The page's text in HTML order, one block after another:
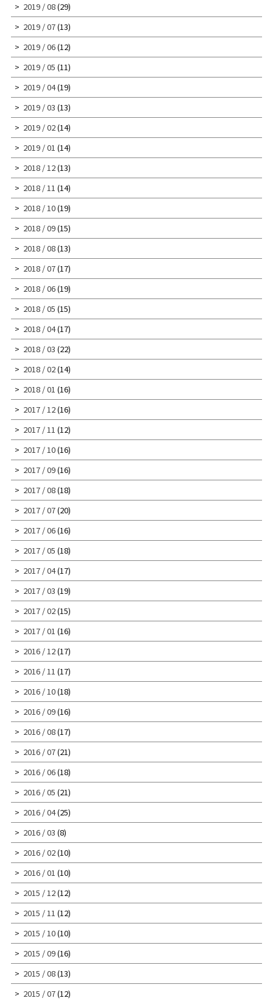
2019 / 08(29)
2019 / 07(13)
2019 / 06(12)
2019 / 05 (11)
2019 / 04(19)
2019 / 03 (13)
2019 / 02(14)
2019 / 01 (14)
2018 / 12(13)
2018 / 11 (14)
2018 / 10(19)
2018 / 09(15)
2018 / 08(13)
2018 / 07(17)
2018 / 06(19)
2018 / 05 (15)
2018 / 04(17)
2018 / 03 (22)
2018 / 02(14)
2018 / 01 (16)
2017 / 12(16)
2017 / 11 (12)
2017 / 10(16)
2017 / 09(16)
2017 / 08(18)
2017 / 07(20)
2017 / 06(16)
2017 / 05 (18)
2017 / 04(17)
2017 / 03 (19)
2017 / 02(15)
2017 / 01 (16)
2016 / 12(17)
2016 / 11 (17)
2016 / 10(18)
2016 / 09(16)
2016 / 08(17)
2016 / 07(21)
2016 / 06(18)
2016 / 05 (21)
2016 / 04(25)
2016 / 03 (8)
2016 / 02(10)
2016 / 01 (10)
2015 / 12(12)
2015 / 11 (12)
2015 / 10(10)
2015 / 09(16)
2015 / 08(13)
2015 / 07(12)